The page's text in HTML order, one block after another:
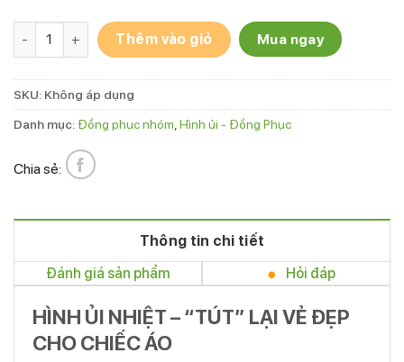
Hình ủi áo nhóm AN-2 số lượng
Thêm vào giỏ Mua ngay
SKU: Không áp dụng
Danh mục: Đồng phục nhóm Hình ủi - Đồng Phục
Chia sẻ:
Thông tin chi tiết
Đánh giá sản phẩm
Hỏi đáp
HÌNH ỦI NHIỆT – “TÚT” LẠI VẺ ĐẸP
CHO CHIẾC ÁO